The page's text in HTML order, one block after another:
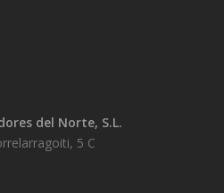
del Norte, S.L.
5 C